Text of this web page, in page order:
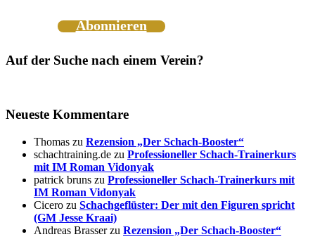
Abonnieren
Auf der Suche nach einem Verein?
Neueste Kommentare
Thomas zu Rezension „Der Schach-Booster“
schachtraining.de zu Professioneller Schach-Trainerkurs
mit IM Roman Vidonyak
patrick bruns zu Professioneller Schach-Trainerkurs mit
IM Roman Vidonyak
Cicero zu Schachgeflüster: Der mit den Figuren spricht
(GM Jesse Kraai)
Andreas Brasserzu Rezension „Der Schach-Booster“